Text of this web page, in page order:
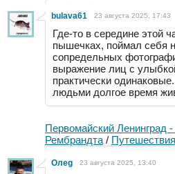
bulava61 23 августа 2025, 17:43
Где-то в середине этой
пышечках, поймал себя
сопредельных
выражение лиц с
практически
людьми долгое время
Первомайский Ленинград
Рембрандта /
Oлeg 23 августа 2025, 13:40